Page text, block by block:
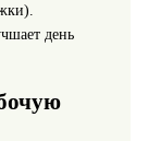
день